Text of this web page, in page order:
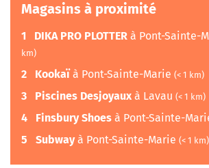
Magasins à proximité
1 DIKA PRO PLOTTER à Pont-Sainte-
km)
2 Kookaï à Pont-Sainte-Marie (< 1 km)
3 Piscines Desjoyaux à Lavau (< 1 km)
4 Finsbury Shoes à Pont-Sainte-
5 Subwayà Pont-Sainte-Marie (< 1 km)